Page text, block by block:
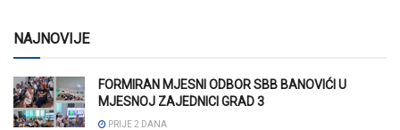
NAJNOVIJE
FORMIRAN MJESNI ODBOR SBB BANOVIĆI U
MJESNOJ ZAJEDNICI GRAD 3
PRIJE 2 DANA